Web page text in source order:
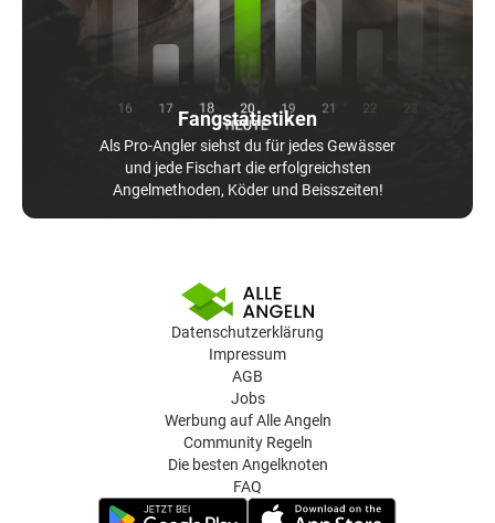
Fangstatistiken
Als Pro-Angler siehst du für jedes Gewässer
und jede Fischart die erfolgreichsten
Angelmethoden, Köder und Beisszeiten!
Datenschutzerklärung
Impressum
AGB
Jobs
Werbung auf Alle Angeln
Community Regeln
Die besten Angelknoten
FAQ